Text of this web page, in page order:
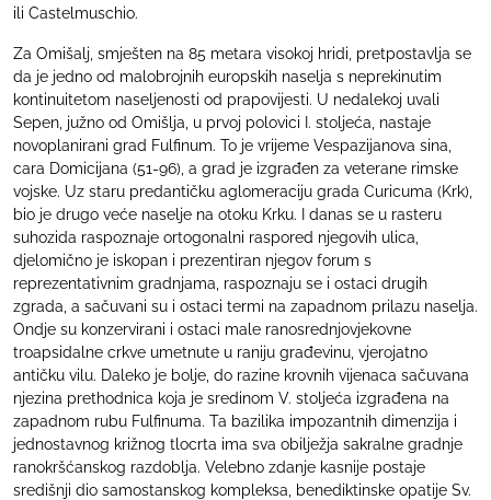
ili Castelmuschio.
Za Omišalj, smješten na 85 metara visokoj hridi, pretpostavlja se
da je jedno od malobrojnih europskih naselja s neprekinutim
kontinuitetom naseljenosti od prapovijesti. U nedalekoj uvali
Sepen, južno od Omišlja, u prvoj polovici I. stoljeća, nastaje
novoplanirani grad Fulfinum. To je vrijeme Vespazijanova sina,
cara Domicijana (51-96), a grad je izgrađen za veterane rimske
vojske. Uz staru predantičku aglomeraciju grada Curicuma (Krk),
bio je drugo veće naselje na otoku Krku. I danas se u rasteru
suhozida raspoznaje ortogonalni raspored njegovih ulica,
djelomično je iskopan i prezentiran njegov forum s
reprezentativnim gradnjama, raspoznaju se i ostaci drugih
zgrada, a sačuvani su i ostaci termi na zapadnom prilazu naselja.
Ondje su konzervirani i ostaci male ranosrednjovjekovne
troapsidalne crkve umetnute u raniju građevinu, vjerojatno
antičku vilu. Daleko je bolje, do razine krovnih vijenaca sačuvana
njezina prethodnica koja je sredinom V. stoljeća izgrađena na
zapadnom rubu Fulfinuma. Ta bazilika impozantnih dimenzija i
jednostavnog križnog tlocrta ima sva obilježja sakralne gradnje
ranokršćanskog razdoblja. Velebno zdanje kasnije postaje
središnji dio samostanskog kompleksa, benediktinske opatije Sv.